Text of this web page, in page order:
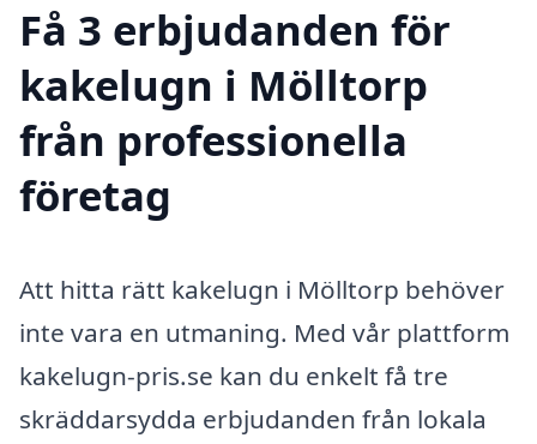
Få 3 erbjudanden för
kakelugn i Mölltorp
från professionella
företag
Att hitta rätt kakelugn i Mölltorp behöver
inte vara en utmaning. Med vår plattform
kakelugn-pris.se kan du enkelt få tre
skräddarsydda erbjudanden från lokala